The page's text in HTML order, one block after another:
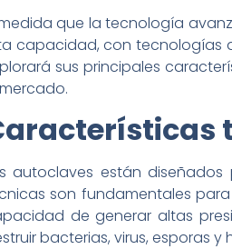
que la tecnología
capacidad, con tecnologías
sus principales
autoclaves están
son fundamentales
de generar altas
bacterias, virus, esporas y